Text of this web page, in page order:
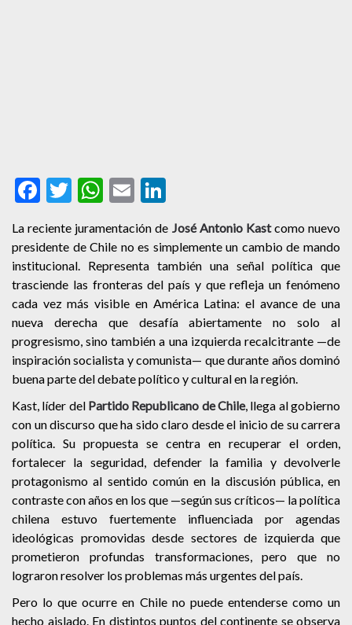
Facebook
Twitter
WhatsApp
Email
La reciente juramentación de José Antonio Kastcomo nuevo
presidente de Chile no es simplemente un cambio de mando
institucional. Representa también una señal política que
trasciende las fronteras del país y que refleja un fenómeno
cada vez más visible en América Latina: el avance de una
nueva derecha que desafía abiertamente no solo al
progresismo, sino también a una izquierda recalcitrante —de
inspiración socialista y comunista— que durante años dominó
buena parte del debate político y cultural en la región.
Kast, líder del Partido Republicano de Chile, llega al gobierno
con un discurso que ha sido claro desde el inicio de su carrera
política. Su propuesta se centra en recuperar el orden,
fortalecer la seguridad, defender la familia y devolverle
protagonismo al sentido común en la discusión pública, en
contraste con años en los que —según sus críticos— la política
chilena estuvo fuertemente influenciada por agendas
ideológicas promovidas desde sectores de izquierda que
prometieron profundas transformaciones, pero que no
lograron resolver los problemas más urgentes del país.
Pero lo que ocurre en Chile no puede entenderse como un
hecho aislado. En distintos puntos del continente se observa